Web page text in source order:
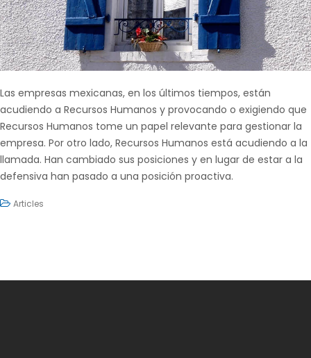
Las empresas mexicanas, en los últimos tiempos, están
acudiendo a Recursos Humanos y provocando o exigiendo que
Recursos Humanos tome un papel relevante para gestionar la
empresa. Por otro lado, Recursos Humanos está acudiendo a la
llamada. Han cambiado sus posiciones y en lugar de estar a la
defensiva han pasado a una posición proactiva.
Articles